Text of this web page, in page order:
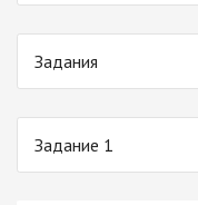
Задания
Задание 1